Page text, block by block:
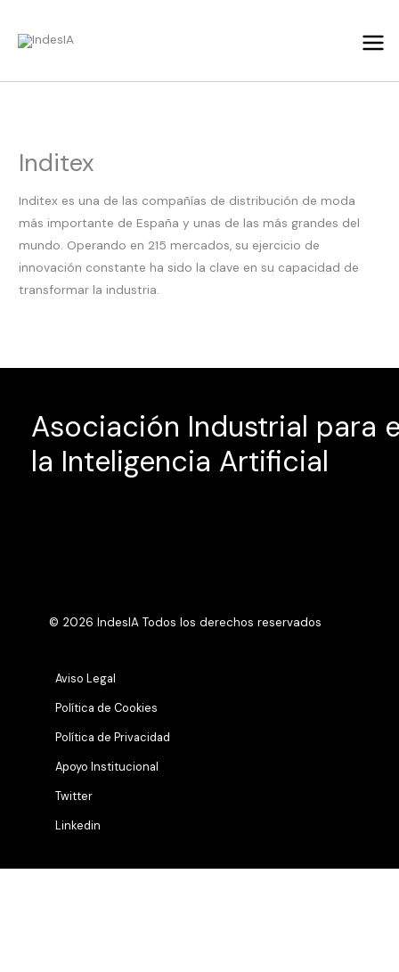
Inditex
Inditex es una de las compañías de distribución de moda
más importante de España y unas de las más grandes del
mundo. Operando en 215 mercados, su ejercicio de
innovación constante ha sido la clave en su capacidad de
transformar la industria.
Asociación Industrial para
la Inteligencia Artificial
© 2026 IndesIA Todos los derechos reservados
Aviso Legal
Política de Cookies
Política de Privacidad
Apoyo Institucional
Twitter
Linkedin